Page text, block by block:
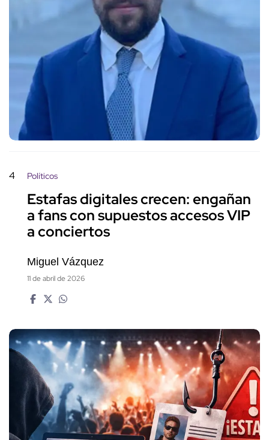
4 Políticos
Estafas digitales crecen: engañan
a fans con supuestos accesos VIP
a conciertos
Miguel Vázquez
11 de abril de 2026